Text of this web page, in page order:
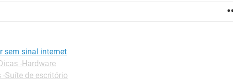
sem sinal internet
-Hardware
-Suíte de escritório